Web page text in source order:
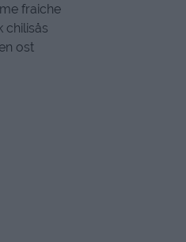
fraiche
chilisås
ost